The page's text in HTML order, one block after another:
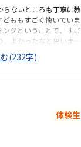
らないところも丁寧に教
どももすごく懐いていま
ングということで、すご
、よかったなと思いま
ます。ただ、駅から少
が少し大変です。教室
て、少し安めだと思い
られる点もよいと思い
(232字)
体験生